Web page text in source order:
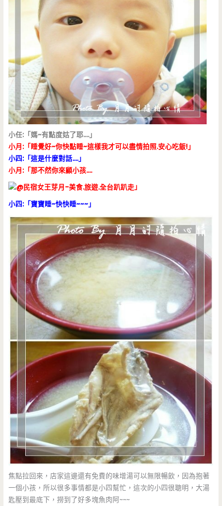
小任:「媽~有點度姑了耶….」
小月:「睡覺好~你快點睡~這樣我才可以盡情拍照.安心吃飯!」
小四:「這是什麼對話….」
小月:「那不然你來顧小孩….
」
小四:「寶寶睡~快快睡~~~」
焦點拉回來，店家這邊還有免費的味增湯可以無限暢飲，因為抱著
一個小孩，所以很多事情都是小四幫忙，這次的小四很聰明，大湯
匙壓到最底下，撈到了好多塊魚肉阿~~~